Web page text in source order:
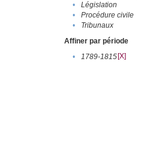
•
Législation
•
Procédure civile
•
Tribunaux
Affiner par période
•
1789-1815[X]